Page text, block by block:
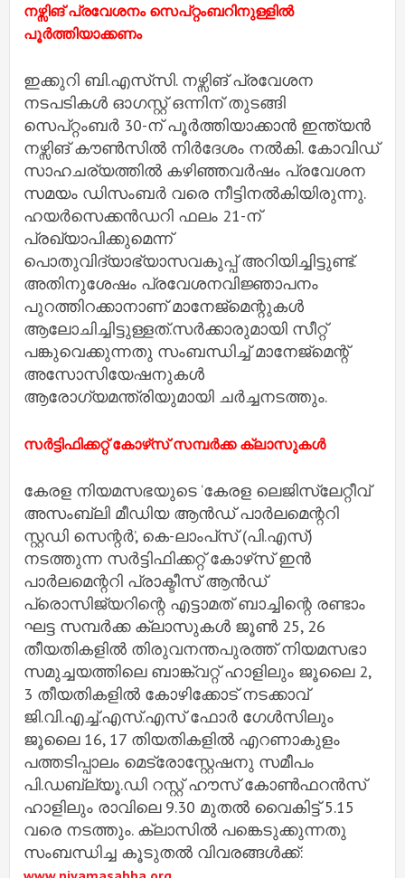
നഴ്സിങ് പ്രവേശനം സെപ്റ്റംബറിനുള്ളില്‍
പൂര്‍ത്തിയാക്കണം
ഇക്കുറി ബി.എസ്‌സി. നഴ്സിങ് പ്രവേശന
നടപടികള്‍ ഓഗസ്റ്റ് ഒന്നിന് തുടങ്ങി
സെപ്റ്റംബര്‍ 30-ന് പൂര്‍ത്തിയാക്കാന്‍ ഇന്ത്യന്‍
നഴ്സിങ് കൗണ്‍സില്‍ നിര്‍ദേശം നല്‍കി. കോവിഡ്
സാഹചര്യത്തില്‍ കഴിഞ്ഞവര്‍ഷം പ്രവേശന
സമയം ഡിസംബര്‍ വരെ നീട്ടിനല്‍കിയിരുന്നു.
ഹയര്‍സെക്കന്‍ഡറി ഫലം 21-ന്
പ്രഖ്യാപിക്കുമെന്ന്
പൊതുവിദ്യാഭ്യാസവകുപ്പ് അറിയിച്ചിട്ടുണ്ട്.
അതിനുശേഷം പ്രവേശനവിജ്ഞാപനം
പുറത്തിറക്കാനാണ് മാനേജ്മെന്റുകള്‍
ആലോചിച്ചിട്ടുള്ളത്.സര്‍ക്കാരുമായി സീറ്റ്
പങ്കുവെക്കുന്നതു സംബന്ധിച്ച് മാനേജ്മെന്റ്
അസോസിയേഷനുകള്‍
ആരോഗ്യമന്ത്രിയുമായി ചര്‍ച്ചനടത്തും.
സർട്ടിഫിക്കറ്റ് കോഴ്‌സ് സമ്പർക്ക ക്ലാസുകൾ
കേരള നിയമസഭയുടെ ‘കേരള ലെജിസ്ലേറ്റീവ്
അസംബ്ലി മീഡിയ ആൻഡ് പാർലമെന്ററി
സ്റ്റഡി സെന്റർ’, കെ-ലാംപ്‌സ് (പി.എസ്)
നടത്തുന്ന സർട്ടിഫിക്കറ്റ് കോഴ്‌സ് ഇൻ
പാർലമെന്ററി പ്രാക്ടീസ് ആൻഡ്
പ്രൊസിജ്യറിന്റെ എട്ടാമത് ബാച്ചിന്റെ രണ്ടാം
ഘട്ട സമ്പർക്ക ക്ലാസുകൾ ജൂൺ 25, 26
തീയതികളിൽ തിരുവനന്തപുരത്ത് നിയമസഭാ
സമുച്ചയത്തിലെ ബാങ്ക്വറ്റ് ഹാളിലും ജൂലൈ 2,
3 തീയതികളിൽ കോഴിക്കോട് നടക്കാവ്
ജി.വി.എച്ച്.എസ്.എസ് ഫോർ ഗേൾസിലും
ജൂലൈ 16, 17 തിയതികളിൽ എറണാകുളം
പത്തടിപ്പാലം മെട്രോസ്റ്റേഷനു സമീപം
പി.ഡബ്ല്യൂ.ഡി റസ്റ്റ് ഹൗസ് കോൺഫറൻസ്
ഹാളിലും രാവിലെ 9.30 മുതൽ വൈകിട്ട് 5.15
വരെ നടത്തും. ക്ലാസിൽ പങ്കെടുക്കുന്നതു
സംബന്ധിച്ച കൂടുതൽ വിവരങ്ങൾക്ക്: